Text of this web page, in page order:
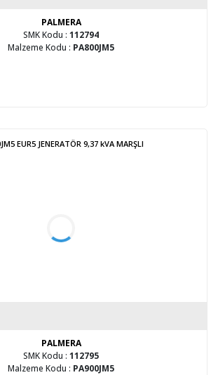
PALMERA
SMK Kodu : 112794
Malzeme Kodu : PA800JM5
EUR5 JENERATÖR 9,37 kVA MARŞLI
PALMERA
SMK Kodu : 112795
Malzeme Kodu : PA900JM5